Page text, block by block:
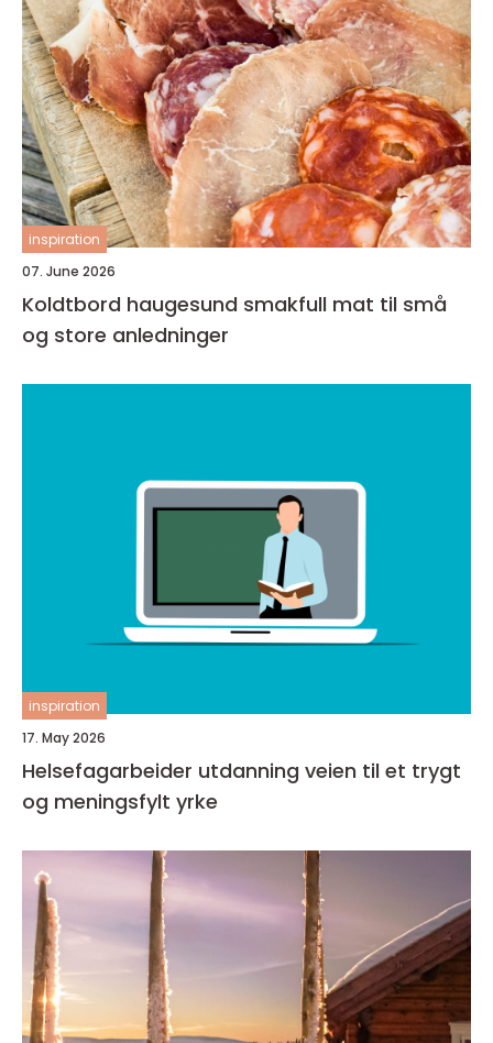
inspiration
07. June 2026
Koldtbord haugesund smakfull mat til små
og store anledninger
inspiration
17. May 2026
Helsefagarbeider utdanning veien til et trygt
og meningsfylt yrke